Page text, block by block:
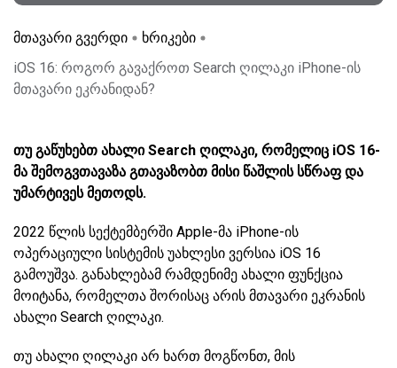
მთავარი გვერდი
ხრიკები
iOS 16: როგორ გავაქროთ Search ღილაკი iPhone-ის
მთავარი ეკრანიდან?
თუ გაწუხებთ ახალი Search ღილაკი, რომელიც iOS 16-
მა შემოგვთავაზა გთავაზობთ მისი წაშლის სწრაფ და
უმარტივეს მეთოდს.
2022 წლის სექტემბერში Apple-მა iPhone-ის
ოპერაციული სისტემის უახლესი ვერსია iOS 16
გამოუშვა. განახლებამ რამდენიმე ახალი ფუნქცია
მოიტანა, რომელთა შორისაც არის მთავარი ეკრანის
ახალი Search ღილაკი.
თუ ახალი ღილაკი არ ხართ მოგწონთ, მის